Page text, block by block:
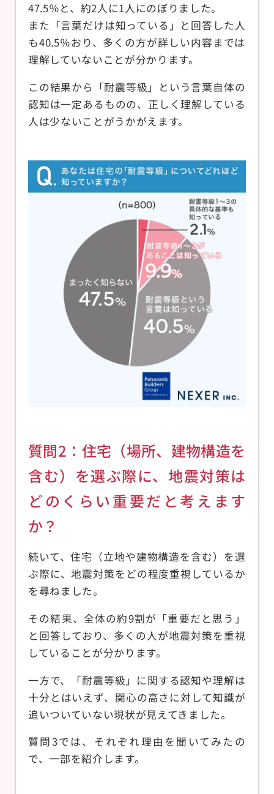
47.5％と、約2人に1人にのぼりました。
また「言葉だけは知っている」と回答した人
も40.5％おり、多くの方が詳しい内容までは
理解していないことが分かります。
この結果から「耐震等級」という言葉自体の
認知は一定あるものの、正しく理解している
人は少ないことがうかがえます。
質問2：住宅（場所、建物構造を
含む）を選ぶ際に、地震対策は
どのくらい重要だと考えます
か？
続いて、住宅（立地や建物構造を含む）を選
ぶ際に、地震対策をどの程度重視しているか
を尋ねました。
その結果、全体の約9割が「重要だと思う」
と回答しており、多くの人が地震対策を重視
していることが分かります。
一方で、「耐震等級」に関する認知や理解は
十分とはいえず、関心の高さに対して知識が
追いついていない現状が見えてきました。
質問3では、それぞれ理由を聞いてみたの
で、一部を紹介します。